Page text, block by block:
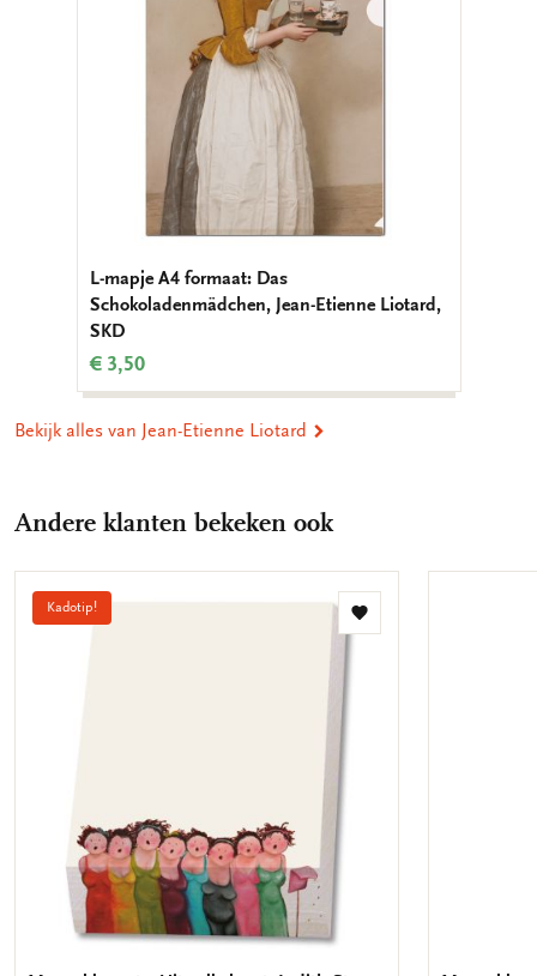
L-mapje A4 formaat: Das
Schokoladenmädchen, Jean-Etienne Liotard,
SKD
€ 3,50
Bekijk alles van Jean-Etienne Liotard
Andere klanten bekeken ook
Kadotip!
Toevoegen